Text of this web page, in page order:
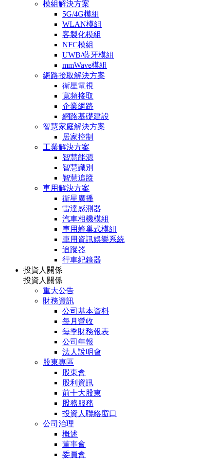
模組解決方案
5G/4G模組
WLAN模組
客製化模組
NFC模組
UWB/藍牙模組
mmWave模組
網路接取解決方案
衛星電視
寬頻接取
企業網路
網路基礎建設
智慧家庭解決方案
居家控制
工業解決方案
智慧能源
智慧識別
智慧追蹤
車用解決方案
衛星廣播
雷達感測器
汽車相機模組
車用蜂巢式模組
車用資訊娛樂系統
追蹤器
行車紀錄器
投資人關係
投資人關係
重大公告
財務資訊
公司基本資料
每月營收
每季財務報表
公司年報
法人說明會
股東專區
股東會
股利資訊
前十大股東
股務服務
投資人聯絡窗口
公司治理
概述
董事會
委員會